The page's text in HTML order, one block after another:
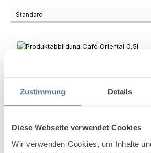
Zustimmung Details
Diese Webseite verwendet Cookies
Wir verwenden Cookies, um Inhalte